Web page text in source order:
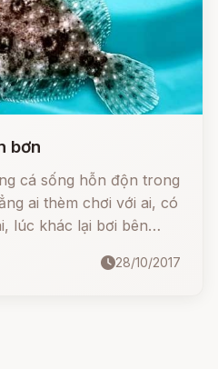
bơn
cá sống hỗn độn trong
ai thèm chơi với ai, có
lúc khác lại bơi bên
của cả một đàn
28/10/2017